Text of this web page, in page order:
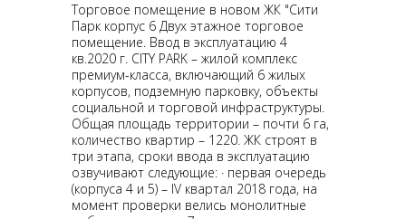
Торговое помещение в новом ЖК "Сити
Парк корпус 6 Двух этажное торговое
помещение. Ввод в эксплуатацию 4
кв.2020 г. CITY PARK – жилой комплекс
премиум-класса, включающий 6 жилых
корпусов, подземную парковку, объекты
социальной и торговой инфраструктуры.
Общая площадь территории – почти 6 га,
количество квартир – 1220. ЖК строят в
три этапа, сроки ввода в эксплуатацию
озвучивают следующие: · первая очередь
(корпуса 4 и 5) – IV квартал 2018 года, на
момент проверки велись монолитные